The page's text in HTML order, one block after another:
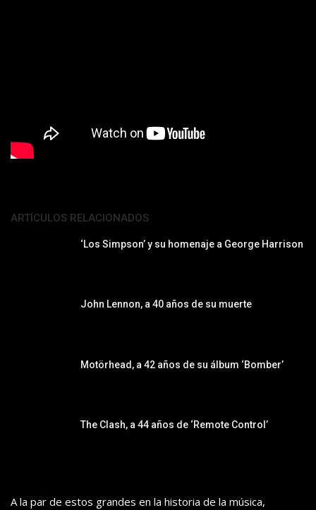
ARTÍCULOS RELACIONADOS
‘Los Simpson’ y su homenaje a George Harrison
John Lennon, a 40 años de su muerte
Motörhead, a 42 años de su álbum ‘Bomber’
The Clash, a 44 años de ‘Remote Control’
A la par de estos grandes en la historia de la música,